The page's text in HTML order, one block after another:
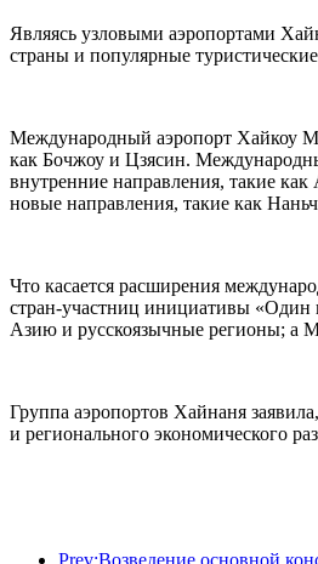
Являясь узловыми аэропортами
страны и популярные
Международный аэропорт Хайкоу
как Бочжоу и Цзясин.
внутренние направления, такие
новые направления, такие как
Что касается расширения
стран-участниц инициативы
Азию и русскоязычные регионы; а
Группа аэропортов Хайнаня
и регионального экономического